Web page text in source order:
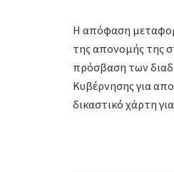
Η απόφαση
της απονομής της
πρόσβαση των
Κυβέρνησης για
δικαστικό χάρτη